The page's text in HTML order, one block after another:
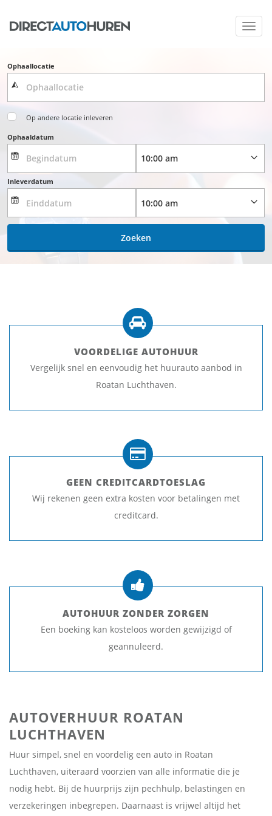
Ophaallocatie
Op andere locatie inleveren
Ophaaldatum
Inleverdatum
Zoeken
VOORDELIGE AUTOHUUR
Vergelijk snel en eenvoudig het huurauto aanbod in
Roatan Luchthaven.
GEEN CREDITCARDTOESLAG
Wij rekenen geen extra kosten voor betalingen met
creditcard.
AUTOHUUR ZONDER ZORGEN
Een boeking kan kosteloos worden gewijzigd of
geannuleerd.
AUTOVERHUUR ROATAN
LUCHTHAVEN
Huur simpel, snel en voordelig een auto in Roatan
Luchthaven, uiteraard voorzien van alle informatie die je
nodig hebt. Bij de huurprijs zijn pechhulp, belastingen en
verzekeringen inbegrepen. Daarnaast is vrijwel altijd het